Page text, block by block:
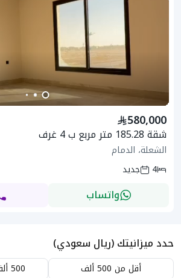
580,000
شقة 185.28 متر مربع ب 4 غرف
الشعلة، الدمام
4
جديد
واتساب
حدد ميزانيتك (ريال سعودي)
أقل من 500 ألف
500 ألف إلى 1 مليون